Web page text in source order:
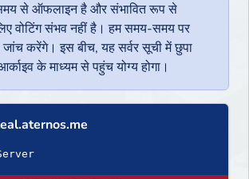
से ऑफलाइन है और संभावित रूप से
वोटिंग संभव नहीं है। हम समय-समय पर
करेंगे। इस बीच, यह सर्वर सूची में छुपा
के माध्यम से पहुंच योग्य होगा।